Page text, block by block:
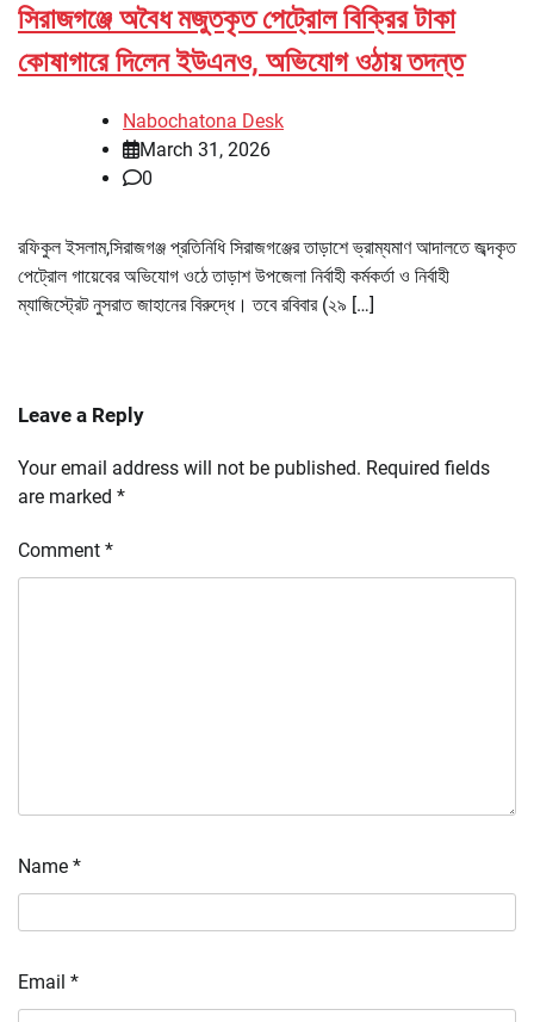
সিরাজগঞ্জে অবৈধ মজুতকৃত পেট্রোল বিক্রির টাকা
কোষাগারে দিলেন ইউএনও, অভিযোগ ওঠায় তদন্ত
Nabochatona Desk
March 31, 2026
0
রফিকুল ইসলাম,সিরাজগঞ্জ প্রতিনিধি সিরাজগঞ্জের তাড়াশে ভ্রাম্যমাণ আদালতে জব্দকৃত
পেট্রোল গায়েবের অভিযোগ ওঠে তাড়াশ উপজেলা নির্বাহী কর্মকর্তা ও নির্বাহী
ম্যাজিস্ট্রেট নুসরাত জাহানের বিরুদ্ধে। তবে রবিবার (২৯ […]
Leave a Reply
Your email address will not be published. Required fields
are marked *
Comment *
Name *
Email *